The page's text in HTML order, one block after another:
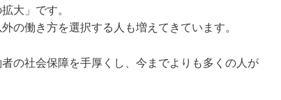
大」です。
の働き方を選択する人も増えてきています。
の社会保障を手厚くし、今までよりも多くの人が